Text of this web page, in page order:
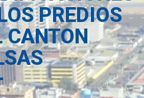
PREDIOS
CANTON